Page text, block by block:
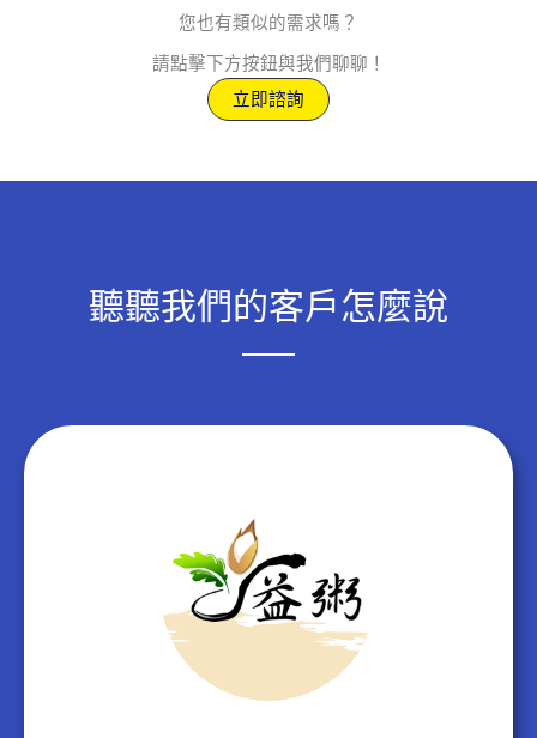
您也有類似的需求嗎？
請點擊下方按鈕與我們聊聊！
立即諮詢
聽聽我們的客戶怎麼說